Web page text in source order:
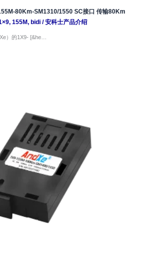
80Km-SM1310/1550 SC接口 传输80Km
, 155M, bidi/安科士产品介绍
）的1X9- [&he…